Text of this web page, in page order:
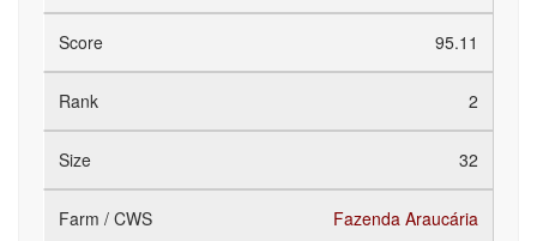
95.11
2
32
Fazenda Araucária